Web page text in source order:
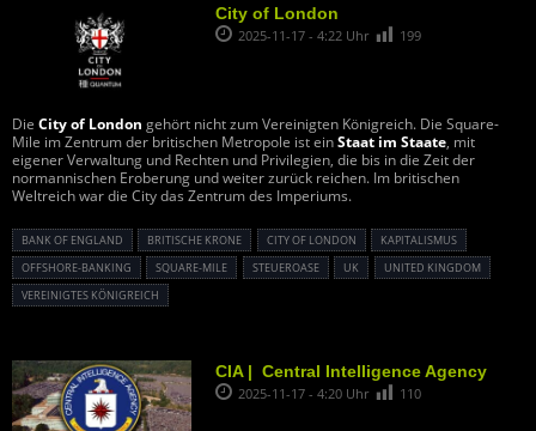
City of London
2025-11-17 - 4:22 Uhr 199
Die City of London gehört nicht zum Vereinigten Königreich. Die Square-
Mile im Zentrum der britischen Metropole ist einStaat im Staate, mit
eigener Verwaltung und Rechten und Privilegien, die bis in die Zeit der
normannischen Eroberung und weiter zurück reichen. Im britischen
Weltreich war die City das Zentrum des Imperiums.
BANK OF ENGLAND BRITISCHE KRONE CITY OF LONDON
KAPITALISMUS
OFFSHORE-BANKING
SQUARE-MILE STEUEROASE UK
UNITED KINGDOM
VEREINIGTES KÖNIGREICH
CIA | Central Intelligence Agency
2025-11-17 - 4:20 Uhr 110